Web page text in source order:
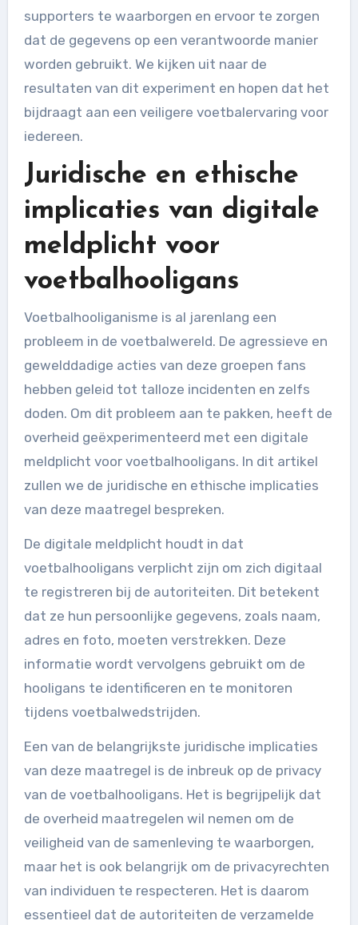
supporters te waarborgen en ervoor te zorgen
dat de gegevens op een verantwoorde manier
worden gebruikt. We kijken uit naar de
resultaten van dit experiment en hopen dat het
bijdraagt aan een veiligere voetbalervaring voor
iedereen.
Juridische en ethische
implicaties van digitale
meldplicht voor
voetbalhooligans
Voetbalhooliganisme is al jarenlang een
probleem in de voetbalwereld. De agressieve en
gewelddadige acties van deze groepen fans
hebben geleid tot talloze incidenten en zelfs
doden. Om dit probleem aan te pakken, heeft de
overheid geëxperimenteerd met een digitale
meldplicht voor voetbalhooligans. In dit artikel
zullen we de juridische en ethische implicaties
van deze maatregel bespreken.
De digitale meldplicht houdt in dat
voetbalhooligans verplicht zijn om zich digitaal
te registreren bij de autoriteiten. Dit betekent
dat ze hun persoonlijke gegevens, zoals naam,
adres en foto, moeten verstrekken. Deze
informatie wordt vervolgens gebruikt om de
hooligans te identificeren en te monitoren
tijdens voetbalwedstrijden.
Een van de belangrijkste juridische implicaties
van deze maatregel is de inbreuk op de privacy
van de voetbalhooligans. Het is begrijpelijk dat
de overheid maatregelen wil nemen om de
veiligheid van de samenleving te waarborgen,
maar het is ook belangrijk om de privacyrechten
van individuen te respecteren. Het is daarom
essentieel dat de autoriteiten de verzamelde